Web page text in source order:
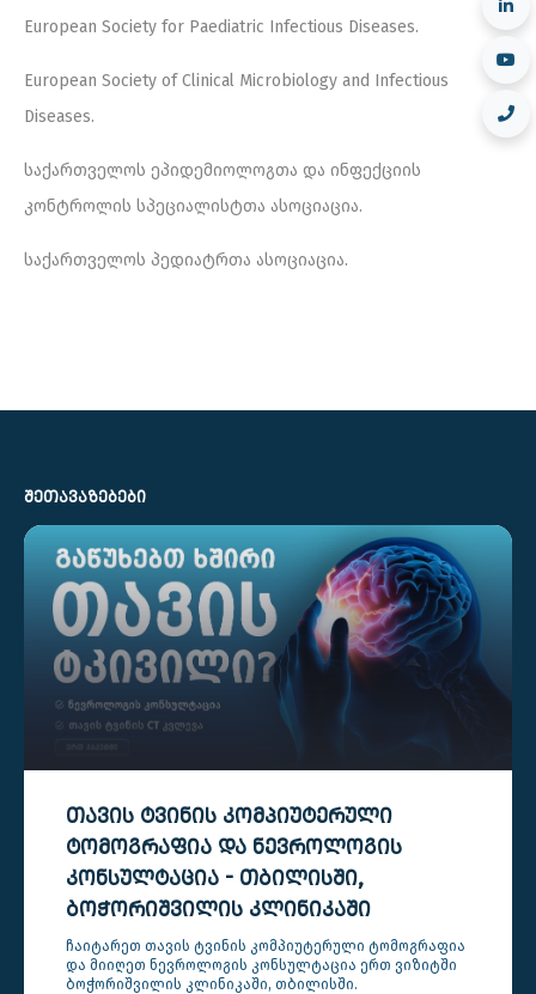
European Society for Paediatric Infectious Diseases.
European Society of Clinical Microbiology and Infectious
Diseases.
საქართველოს ეპიდემიოლოგთა და ინფექციის
კონტროლის სპეციალისტთა ასოციაცია.
საქართველოს პედიატრთა ასოციაცია.
ᲨᲔᲗᲐᲕᲐᲖᲔᲑᲔᲑᲘ
ᲗᲐᲕᲘᲡ ᲢᲕᲘᲜᲘᲡ ᲙᲝᲛᲞᲘᲣᲢᲔᲠᲣᲚᲘ
ᲢᲝᲛᲝᲒᲠᲐᲤᲘᲐ ᲓᲐ ᲜᲔᲕᲠᲝᲚᲝᲒᲘᲡ
ᲙᲝᲜᲡᲣᲚᲢᲐᲪᲘᲐ - ᲗᲑᲘᲚᲘᲡᲨᲘ,
ᲑᲝᲭᲝᲠᲘᲨᲕᲘᲚᲘᲡ ᲙᲚᲘᲜᲘᲙᲐᲨᲘ
ჩაიტარეთ თავის ტვინის კომპიუტერული ტომოგრაფია
და მიიღეთ ნევროლოგის კონსულტაცია ერთ ვიზიტში
ბოჭორიშვილის კლინიკაში, თბილისში.